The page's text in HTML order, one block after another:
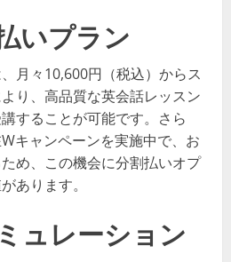
いプラン
月々10,600円（税込）からス
り、高品質な英会話レッスン
することが可能です。さら
キャンペーンを実施中で、お
め、この機会に分割払いオプ
あります。
ュレーション